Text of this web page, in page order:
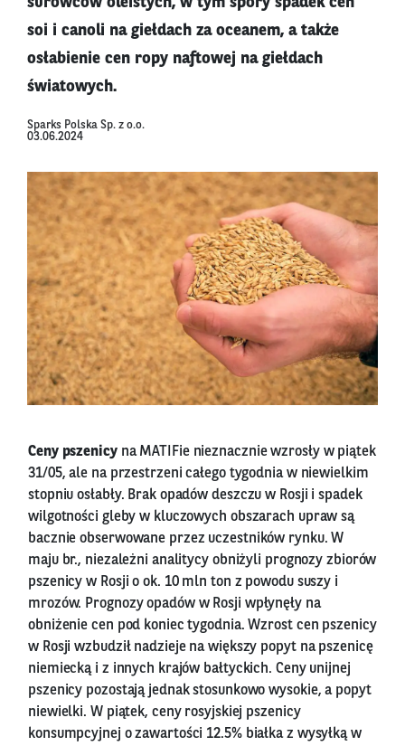
soi i canoli na giełdach za oceanem, a także
osłabienie cen ropy naftowej na giełdach
światowych.
Sparks Polska Sp. z o.o.
03.06.2024
Ceny pszenicyna MATIFie nieznacznie wzrosły w piątek
31/05, ale na przestrzeni całego tygodnia w niewielkim
stopniu osłabły. Brak opadów deszczu w Rosji i spadek
wilgotności gleby w kluczowych obszarach upraw są
bacznie obserwowane przez uczestników rynku. W
maju br., niezależni analitycy obniżyli prognozy zbiorów
pszenicy w Rosji o ok. 10 mln ton z powodu suszy i
mrozów. Prognozy opadów w Rosji wpłynęły na
obniżenie cen pod koniec tygodnia. Wzrost cen pszenicy
w Rosji wzbudził nadzieje na większy popyt na pszenicę
niemiecką i z innych krajów bałtyckich. Ceny unijnej
pszenicy pozostają jednak stosunkowo wysokie, a popyt
niewielki. W piątek, ceny rosyjskiej pszenicy
konsumpcyjnej o zawartości 12.5% białka z wysyłką w